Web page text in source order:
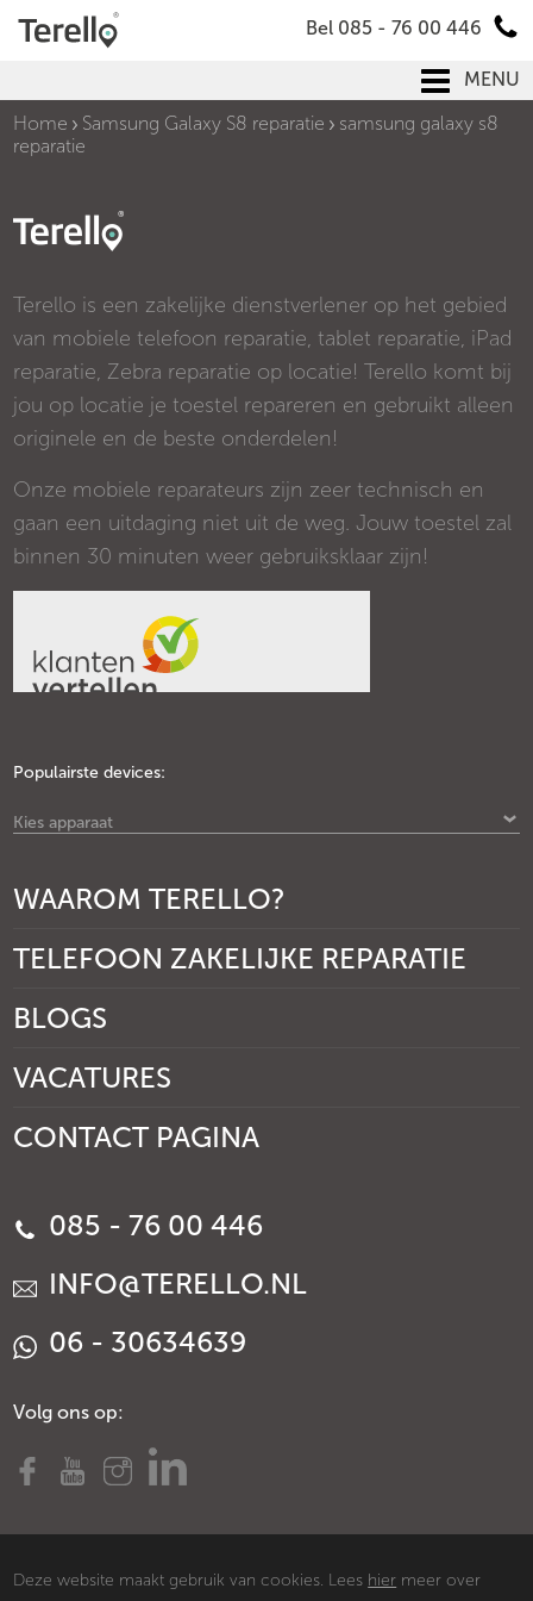
Bel 085 - 76 00 446
MENU
Home
Samsung Galaxy S8 reparatie
samsung galaxy s8
reparatie
Terello is een zakelijke dienstverlener op het gebied
van mobiele telefoon reparatie, tablet reparatie, iPad
reparatie, Zebra reparatie op locatie! Terello komt bij
jou op locatie je toestel repareren en gebruikt alleen
originele en de beste onderdelen!
Onze mobiele reparateurs zijn zeer technisch en
gaan een uitdaging niet uit de weg. Jouw toestel zal
binnen 30 minuten weer gebruiksklaar zijn!
Populairste devices:
Kies apparaat
WAAROM TERELLO?
TELEFOON ZAKELIJKE REPARATIE
BLOGS
VACATURES
CONTACT PAGINA
085 - 76 00 446
INFO@TERELLO.NL
06 - 30634639
Volg ons op:
Deze website maakt gebruik van cookies. Lees hier meer over